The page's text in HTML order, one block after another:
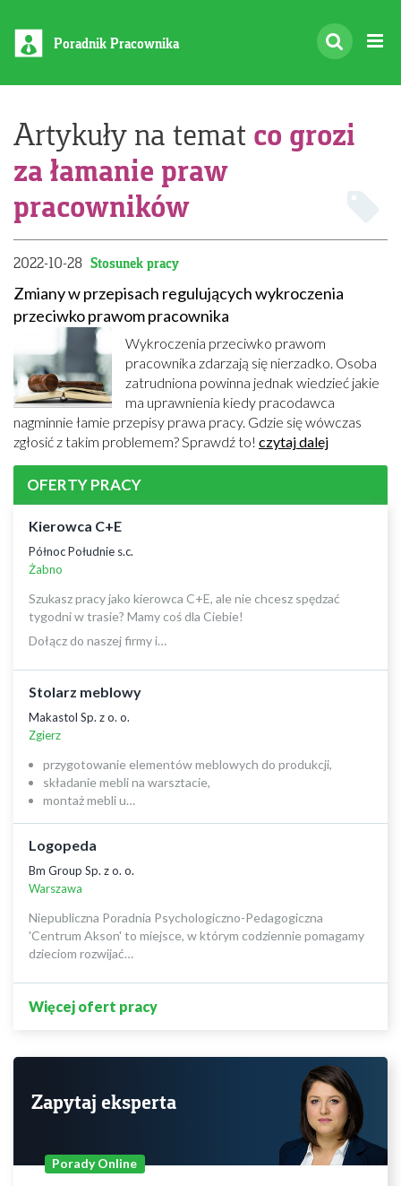
Poradnik Pracownika
Artykuły na temat co grozi
za łamanie praw
pracowników
2022-10-28 Stosunek pracy
Zmiany w przepisach regulujących wykroczenia
przeciwko prawom pracownika
Wykroczenia przeciwko prawom
pracownika zdarzają się nierzadko. Osoba
zatrudniona powinna jednak wiedzieć jakie
ma uprawnienia kiedy pracodawca
nagminnie łamie przepisy prawa pracy. Gdzie się wówczas
zgłosić z takim problemem? Sprawdź to! czytaj dalej
OFERTY PRACY
Kierowca C+E
Północ Południe s.c.
Żabno
Szukasz pracy jako kierowca C+E, ale nie chcesz spędzać
tygodni w trasie? Mamy coś dla Ciebie!
Dołącz do naszej firmy i…
Stolarz meblowy
Makastol Sp. z o. o.
Zgierz
przygotowanie elementów meblowych do produkcji,
składanie mebli na warsztacie,
montaż mebli u…
Logopeda
Bm Group Sp. z o. o.
Warszawa
Niepubliczna Poradnia Psychologiczno-Pedagogiczna
'Centrum Akson' to miejsce, w którym codziennie pomagamy
dzieciom rozwijać…
Więcej ofert pracy
Zapytaj eksperta
Porady Online